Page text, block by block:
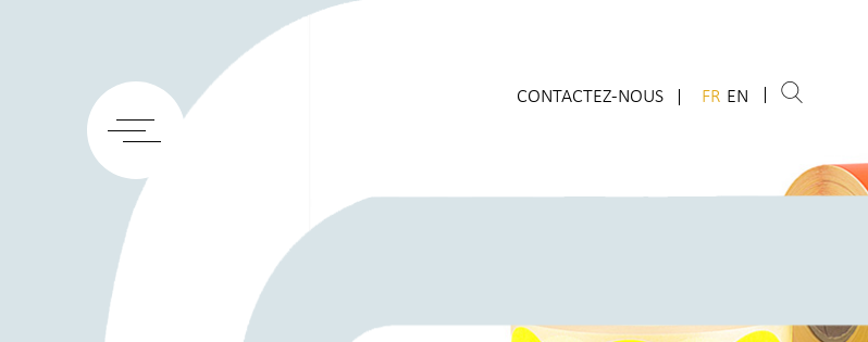
CONTACTEZ-NOUS FR EN